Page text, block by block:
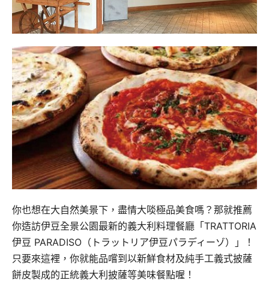
你也想在大自然美景下，盡情大啖極品美食嗎？那就推薦
你造訪伊豆全景公園最新的義大利料理餐廳「TRATTORIA
伊豆 PARADISO（トラットリア伊豆パラディーゾ）」！
只要來這裡，你就能品嚐到以新鮮食材及純手工義式披薩
餅皮製成的正統義大利披薩等美味餐點喔！